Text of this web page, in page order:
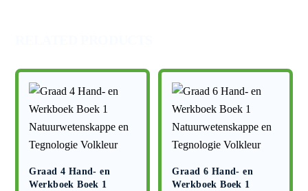
Graad 4 Hand- en
Werkboek Boek 1
Graad 6 Hand- en
Werkboek Boek 1